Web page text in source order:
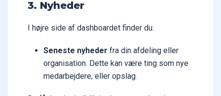
3. Nyheder
I højre side af dashboardet finder du:
Seneste nyheder fra din afdeling eller
organisation. Dette kan være ting som nye
medarbejdere, eller opslag.